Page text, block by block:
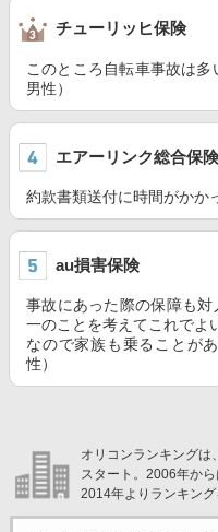
チューリッヒ保険
このところ自転車事故は
男性）
エアーリンク総合保
約款書類送付に時間がかか
au損害保険
事故にあった際の保障も
一のことを考えてこれでよ
なので家族も乗ることが
性）
オリコンランキングは
スタート。2006年か
2014年よりランキング